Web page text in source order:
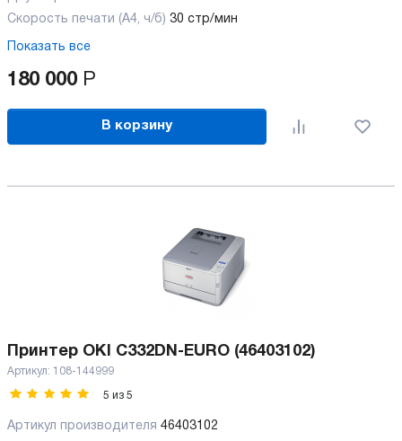
Скорость печати (А4, ч/б) 30 стр/мин
Показать все
180 000 Р
В корзину
Принтер OKI C332DN-EURO (46403102)
Артикул: 108-144999
5 из 5
Артикул производителя 46403102